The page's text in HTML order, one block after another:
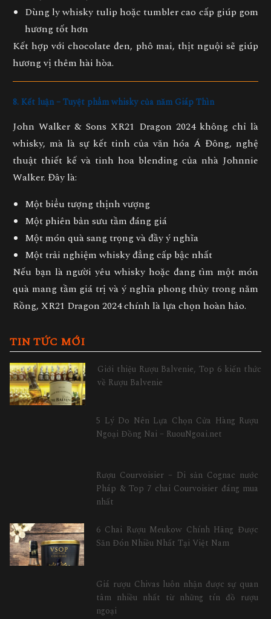
Dùng ly whisky tulip hoặc tumbler cao cấp giúp gom
hương tốt hơn
Kết hợp với chocolate đen, phô mai, thịt nguội sẽ giúp
hương vị thêm hài hòa.
8. Kết luận – Tuyệt phẩm whisky của năm Giáp Thìn
John Walker & Sons XR21 Dragon 2024không chỉ là
whisky, mà là sự kết tinh của văn hóa Á Đông, nghệ
thuật thiết kế và tinh hoa blending của nhà Johnnie
Walker. Đây là:
Một biểu tượng thịnh vượng
Một phiên bản sưu tầm đáng giá
Một món quà sang trọng và đầy ý nghĩa
Một trải nghiệm whisky đẳng cấp bậc nhất
Nếu bạn là người yêu whisky hoặc đang tìm một món
quà mang tầm giá trị và ý nghĩa phong thủy trong năm
Rồng, XR21 Dragon 2024 chính là lựa chọn hoàn hảo.
TIN TỨC MỚI
Giới thiệu Rượu Balvenie, Top 6 kiến thức
về Rượu Balvenie
5 Lý Do Nên Lựa Chọn Cửa Hàng Rượu
Ngoại Đồng Nai – RuouNgoai.net
Rượu Courvoisier – Di sản Cognac nước
Pháp & Top 7 chai Courvoisier đáng mua
nhất
6 Chai Rượu Meukow Chính Hãng Được
Săn Đón Nhiều Nhất Tại Việt Nam
Giá rượu Chivas luôn nhận được sự quan
tâm nhiều nhất từ những tín đồ rượu
ngoại